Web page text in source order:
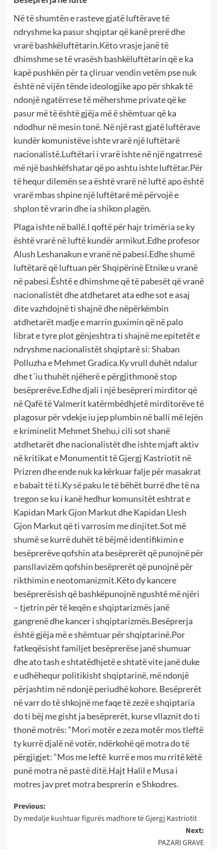
Në të shumtën e rasteve gjatë luftërave të
ndryshme ka pasur shqiptar që kanë prerë dhe
vrarë bashkëluftëtarin.Këto vrasje janë të
dhimshme se të vrasësh bashkëluftëtarin që e ka
kapë pushkën për ta çliruar vendin vetëm pse nuk
është në vijën tënde ideologjike apo për shkak të
ndonjë ngatërrese të mëhershme private që ke
pasur më të është gjëja më ë shëmtuar që ka
ndodhur në mesin tonë. Në një rast gjatë luftërave
kundër komunistëve ishte vrarë një luftëtarë
nacionalistë.Luftëtari i vrarë ishte në një ngatrresë
më një bashkëfshatar që po ashtu ishte luftëtar.Për
të hequr dilemën se a është vrarë në luftë apo është
vrarë mbas shpine një luftëtarë më përvojë e
shplon të vrarin dhe ia shikon plagën.
Plaga ishte në ballë.I qoftë për hajr trimëria se ky
është vrarë në luftë kundër armikut.Edhe profesor
Alush Leshanakun e vranë në pabesi.Edhe shumë
luftëtarë që luftuan për Shqipërinë Etnike u vranë
në pabesi.Është e dhimshme që të pabesët që vranë
nacionalistët dhe atdhetaret ata edhe sot e asaj
dite vazhdojnë ti shajnë dhe nëpërkëmbin
atdhetarët madje e marrin guximin që në palo
librat e tyre plot gënjeshtra ti shajnë me epitetët e
ndryshme nacionalistët shqiptarë si: Shaban
Polluzha e Mehmet Gradica.Ky vrull duhët ndalur
dhe t´iu thuhët njëherë e përgjithmonë stop
besëprerëve.Edhe djali i një besëpreri mirditor që
në Qafë të Valmerit katërmbëdhjetë mirditorëve të
plagosur për vdekje iu jep plumbin në balli më lejën
e kriminelit Mehmet Shehu,i cili sot shanë
atdhetarët dhe nacionalistët dhe ishte mjaft aktiv
në kritikat e Monumentit të Gjergj Kastriotit në
Prizren dhe ende nuk ka kërkuar falje për masakrat
e babait të ti.Ky së paku le të bëhët burrë dhe të na
tregon se ku i kanë hedhur komunsitët eshtrat e
Kapidan Mark Gjon Markut dhe Kapidan Llesh
Gjon Markut që ti varrosim me dinjitet.Sot më
shumë se kurrë duhët të bëjmë identifikimin e
besëprerëve qofshin ata besëprerët që punojnë për
pansllavizëm qofshin besëprerët që punojnë për
rikthimin e neotomanizmit.Këto dy kancere
besëprerësish që bashkëpunojnë ngushtë më njëri
– tjetrin për të keqën e shqiptarizmës janë
gangrenë dhe kancer i shqiptarizmës.Besëprerja
është gjëja më e shëmtuar për shqiptarinë.Por
fatkeqësisht familjet besëprerëse janë shumuar
dhe ato tash e shtatëdhjetë e shtatë vite janë duke
e udhëhequr politikisht shqiptarinë, më ndonjë
përjashtim në ndonjë periudhë kohore. Besëprerët
në varr do të shkojnë me faqe të zezë e shqiptaria
do ti bëj me gisht ja besëprerët, kurse vllaznit do ti
thonë motrës: “Mori motër e zeza motër mos tleftë
ty kurrë djalë në votër, ndërkohë që motra do të
përgjigjet: “Mos me leftë kurrë e mos mu rritë këtë
punë motra në pastë ditë.Hajt Halil e Musa i
motres jav pret motra besprerin e Shkodres.
Post
navigation
Previous:
Dy medalje kushtuar figurës madhore të Gjergj Kastriotit
Next:
PAZARI GRAVE